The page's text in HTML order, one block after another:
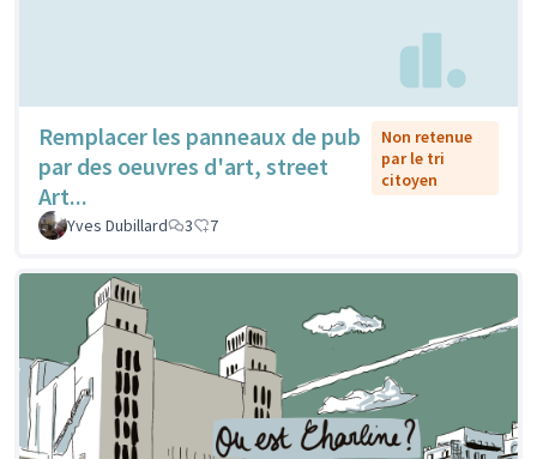
Remplacer les panneaux de pub
par des oeuvres d'art, street
Art...
Non retenue
par le tri
citoyen
Yves Dubillard 3 7